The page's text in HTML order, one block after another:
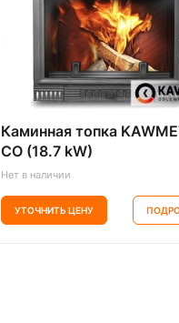
Каминная топка
CO (18.7 kW)
Нет в наличии
УТОЧНИТЬ ЦЕНУ